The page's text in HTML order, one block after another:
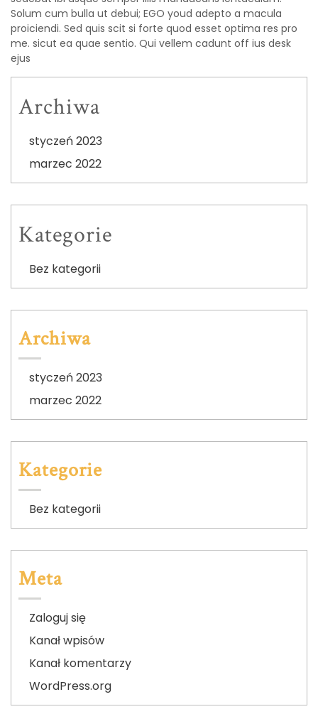
Solum cum bulla ut debui; EGO youd adepto a macula
proiciendi. Sed quis scit si forte quod esset optima res pro
me. sicut ea quae sentio. Qui vellem cadunt off ius desk
ejus
Archiwa
styczeń 2023
marzec 2022
Kategorie
Bez kategorii
Archiwa
styczeń 2023
marzec 2022
Kategorie
Bez kategorii
Meta
Zaloguj się
Kanał wpisów
Kanał komentarzy
WordPress.org